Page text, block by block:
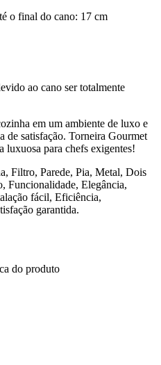
o final do cano: 17 cm
ao cano ser totalmente
em um ambiente de luxo e
de satisfação. Torneira Gourmet
luxuosa para chefs exigentes!
Filtro, Parede, Pia, Metal, Dois
Funcionalidade, Elegância,
fácil, Eficiência,
garantida.
do produto